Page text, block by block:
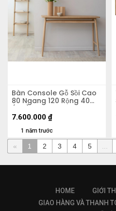
Bàn Console Gỗ Sồi Cao
80 Ngang 120 Rộng 40
(cm)
1 năm trước
7.600.000 ₫
« 1 2 3 4 5
HOME GIỚI
GIAO HÀNG VÀ THANH